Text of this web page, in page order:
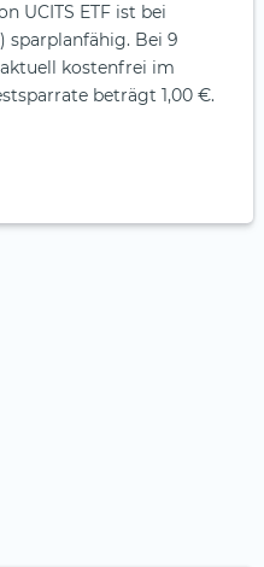
UCITS ETF ist bei
sparplanfähig. Bei 9
kostenfrei im
beträgt 1,00 €.